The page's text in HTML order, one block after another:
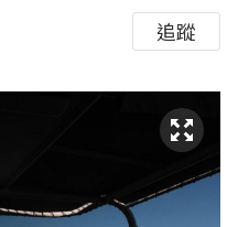
追蹤